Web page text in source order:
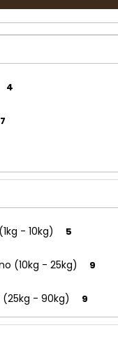
4
- 10kg) 5
(10kg - 25kg) 9
- 90kg) 9